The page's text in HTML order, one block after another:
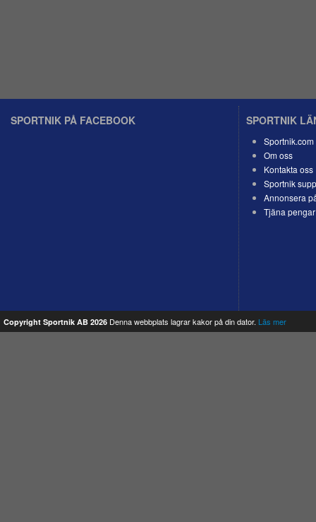
SPORTNIK PÅ FACEBOOK SPORTNIK
Sportnik.com
Om oss
Kontakta oss
Sportnik
Annonsera
Tjäna pengar
Copyright Sportnik AB 2026 Denna webbplats lagrar kakor på din dator. Läs mer